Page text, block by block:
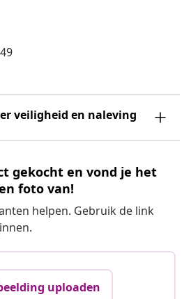
veiligheid en naleving
gekocht en vond je het
foto van!
helpen. Gebruik de link
uploaden